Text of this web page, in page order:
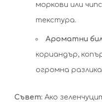
моркови или
текстура.
Ароматни
кориандър,
огромна
Съвет: Ако